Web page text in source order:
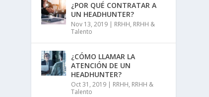
¿POR QUÉ CONTRATAR A
UN HEADHUNTER?
Nov 13, 2019 | RRHH, RRHH &
Talento
¿CÓMO LLAMAR LA
ATENCIÓN DE UN
HEADHUNTER?
Oct 31, 2019 | RRHH, RRHH &
Talento